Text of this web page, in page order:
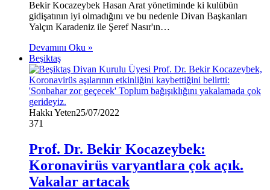
Bekir Kocazeybek Hasan Arat yönetiminde ki kulübün
gidişatının iyi olmadığını ve bu nedenle Divan Başkanları
Yalçın Karadeniz ile Şeref Nasır'ın…
Devamını Oku »
Beşiktaş
Hakkı Yeten25/07/2022
371
Prof. Dr. Bekir Kocazeybek:
Koronavirüs varyantlara çok açık.
Vakalar artacak